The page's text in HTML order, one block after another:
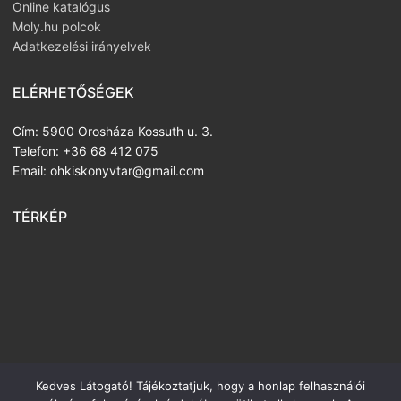
Online katalógus
Moly.hu polcok
Adatkezelési irányelvek
ELÉRHETŐSÉGEK
Cím: 5900 Orosháza Kossuth u. 3.
Telefon: +36 68 412 075
Email: ohkiskonyvtar@gmail.com
TÉRKÉP
Kedves Látogató! Tájékoztatjuk, hogy a honlap felhasználói